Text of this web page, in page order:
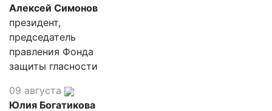
Алексей Симонов
президент,
председатель
правления Фонда
защиты гласности
09 августа
Юлия Богатикова